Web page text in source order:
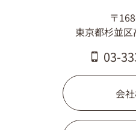
〒
東京都杉並
03-
会